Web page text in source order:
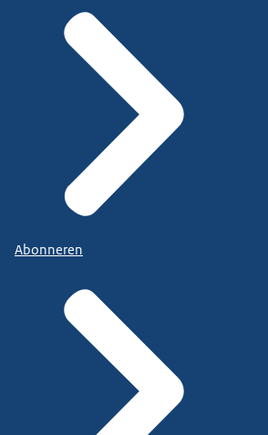
Abonneren